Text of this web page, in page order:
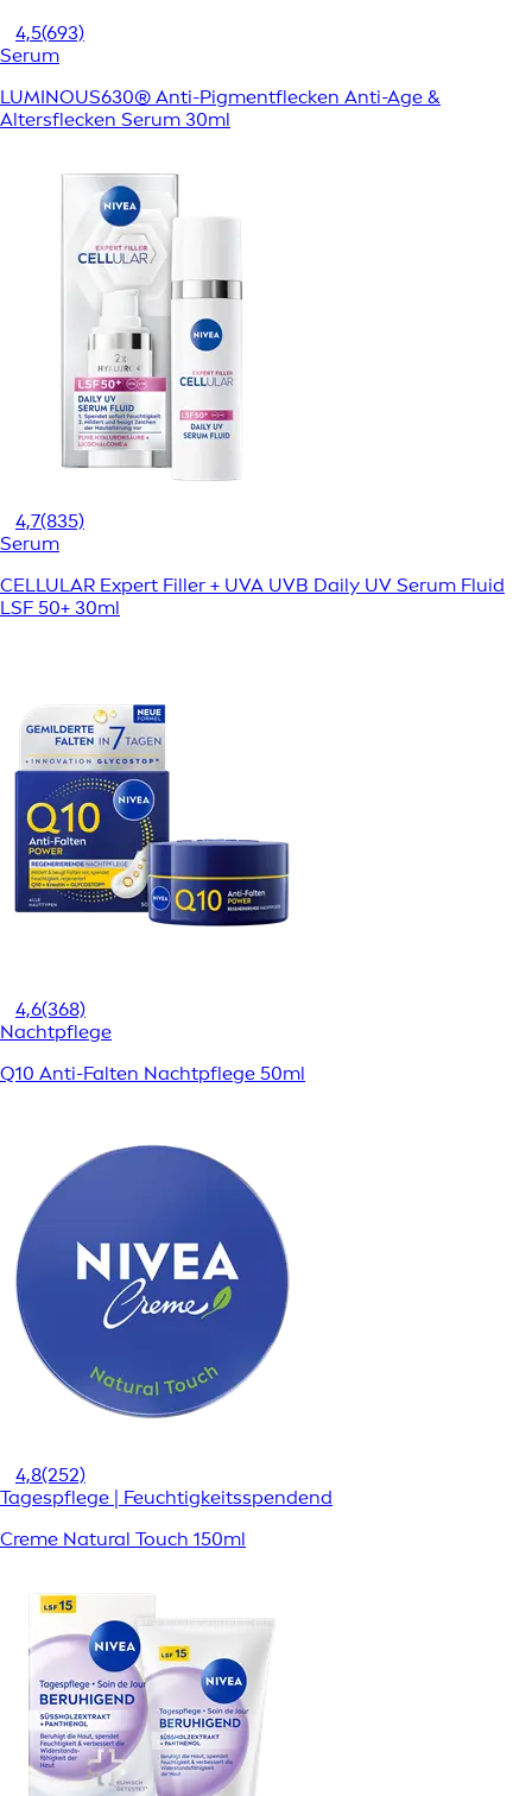
4,5(693)
Serum
LUMINOUS630® Anti-Pigmentflecken Anti-Age &
Altersflecken Serum 30ml
4,7(835)
Serum
CELLULAR Expert Filler + UVA UVB Daily UV Serum Fluid
LSF 50+ 30ml
4,6(368)
Nachtpflege
Q10 Anti-Falten Nachtpflege 50ml
4,8(252)
Tagespflege | Feuchtigkeitsspendend
Creme Natural Touch 150ml